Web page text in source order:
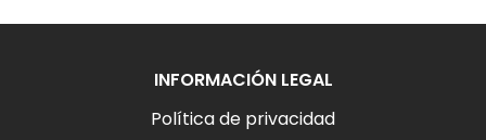
INFORMACIÓN LEGAL
Política de privacidad